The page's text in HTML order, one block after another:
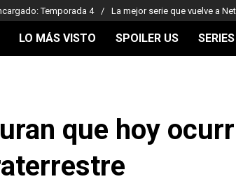
Temporada 4 La mejor serie que vuelve a
LO MÁS VISTO SPOILER US SERIES
que hoy